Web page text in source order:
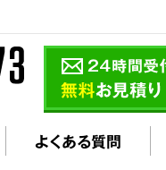
よくある質問